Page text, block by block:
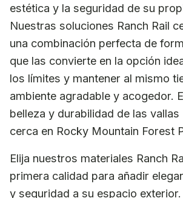
estética y la seguridad de su
Nuestras soluciones Ranch Rail
una combinación perfecta de
que las convierte en la opción
los límites y mantener al mismo
ambiente agradable y acogedor.
belleza y durabilidad de las vallas
cerca en Rocky Mountain Forest
Elija nuestros materiales Ranch
primera calidad para añadir
y seguridad a su espacio exterior.